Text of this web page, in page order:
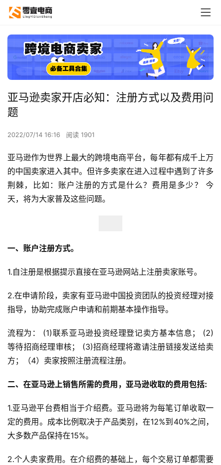
亚马逊卖家开店必知：注册方式以及费用问
题
2022/07/14 16:16 阅读 1901
亚马逊作为世界上最大的跨境电商平台，每年都有成千上万
的中国卖家进入其中。但许多卖家在进入过程中遇到了许多
荆棘，比如：账户注册的方式是什么？费用是多少？ 今
天，将为大家普及这些问题。
一、账户注册方式。
1.自注册是根据提示直接在亚马逊网站上注册卖家账号。
2.在申请阶段，卖家有亚马逊中国投资团队的投资经理对接
指导，协助完成账户申请和前期基本操作指导。
流程为： (1)联系亚马逊投资经理登记卖方基本信息； (2)
等待招商经理审核； (3)招商经理将邀请注册链接发送给卖
方；（4）卖家按照注册流程注册。
二、在亚马逊上销售所需的费用，亚马逊收取的费用包括:
1.亚马逊平台费相当于介绍费。亚马逊将为每笔订单收取一
定的费用。成本比例取决于产品类别，在12%到40%之间，
大多数产品保持在15%。
2.个人卖家费用。在介绍费的基础上，每个交易订单都需要